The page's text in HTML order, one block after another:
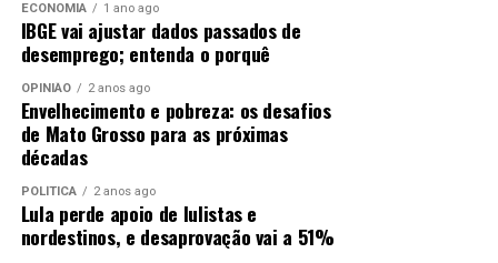
ECONOMIA 1 ano ago
IBGE vai ajustar dados passados de
desemprego; entenda o porquê
OPINIÃO 2 anos ago
Envelhecimento e pobreza: os desafios
de Mato Grosso para as próximas
décadas
POLÍTICA 2 anos ago
Lula perde apoio de lulistas e
nordestinos, e desaprovação vai a 51%